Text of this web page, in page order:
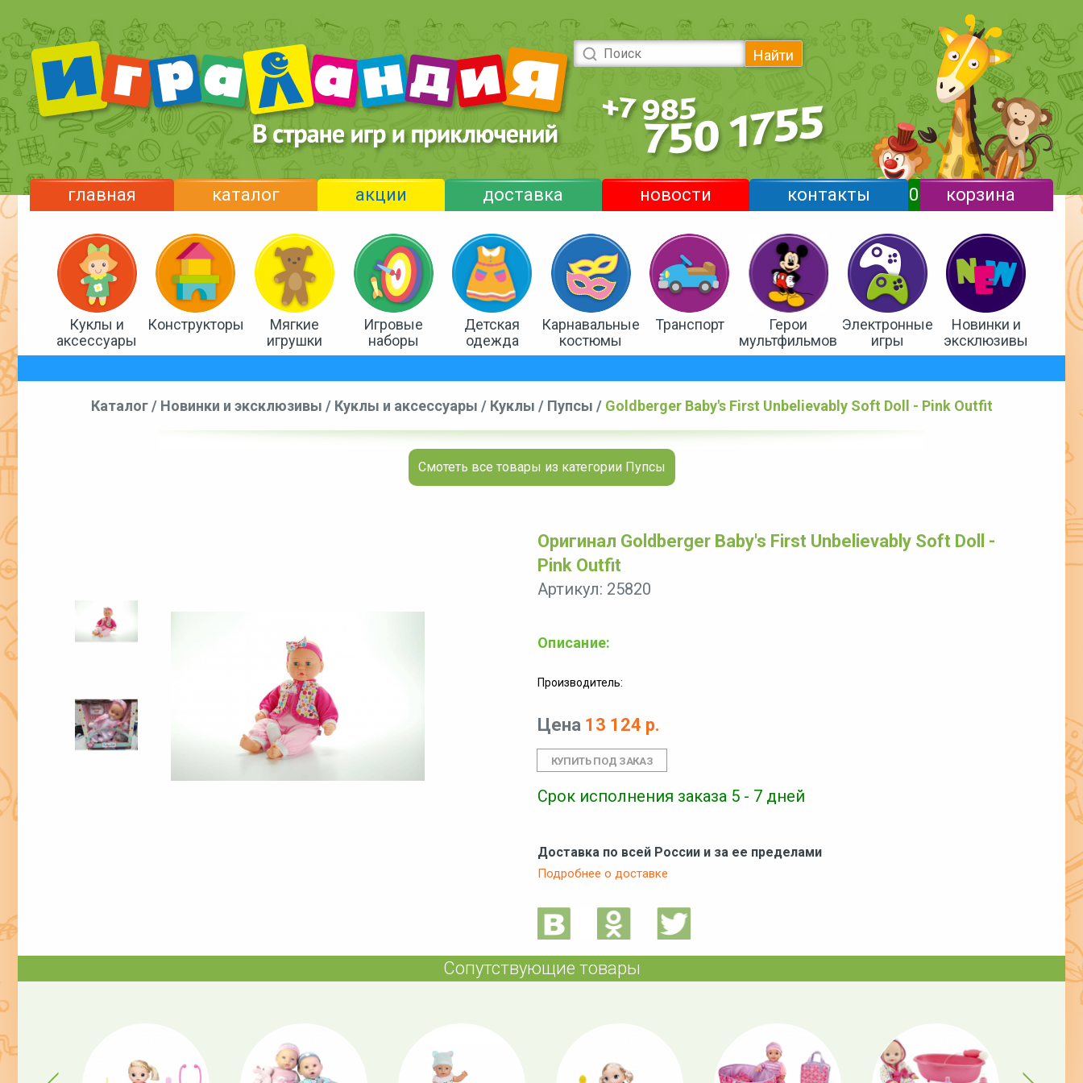
Найти
главная каталог акции доставка новости контакты 0 корзина
Куклы и
аксессуары
Конструкторы
Мягкие
игрушки
Игровые
наборы
Детская
одежда
Карнавальные
костюмы
Транспорт
Герои
мультфильмов
Электронные
игры
Новинки и
эксклюзивы
Каталог/ Новинки и эксклюзивы / Куклы и аксессуары / Куклы / Пупсы / Goldberger Baby's First Unbelievably Soft Doll - Pink Outfit
Смотеть все товары из категории Пупсы
Оригинал Goldberger Baby's First Unbelievably Soft Doll -
Pink Outfit
Артикул: 25820
Описание:
Производитель:
Цена 13 124 р.
Срок исполнения заказа 5 - 7 дней
Доставка по всей России и за ее пределами
Подробнее о доставке
Сопутствующие товары